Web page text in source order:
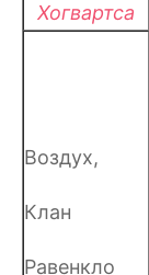
Хогвартса
Воздух,
Клан
Равенкло